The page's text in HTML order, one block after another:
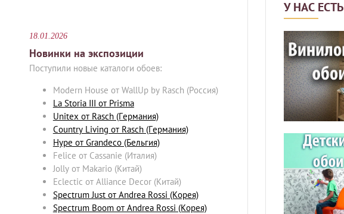
18.01.2026
Новинки на экспозиции
Поступили новые каталоги обоев:
Modern House от WallUp by Rasch (Россия)
La Storia III от Prisma
Unitex от Rasch (Германия)
Country Living от Rasch (Германия)
Hype от Grandeco (Бельгия)
Felice от Cassanie (Италия)
Jolly от Makario (Китай)
Eclectic от Alliance Decor (Китай)
Spectrum Just от Andrea Rossi (Корея)
Spectrum Boom от Andrea Rossi (Корея)
У НАС ЕСТЬ